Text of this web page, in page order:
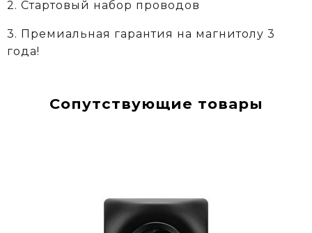
2. Стартовый набор проводов
3. Премиальная гарантия на магнитолу 3
года!
Сопутствующие товары